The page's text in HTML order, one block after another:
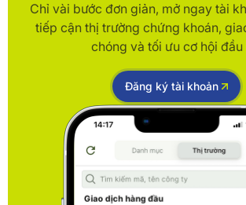
Chỉ vài bước đơn giản, mở ngay tài
tiếp cận thị trường chứng khoán,
chóng và tối ưu cơ hội đầu
Đăng ký tài khoản